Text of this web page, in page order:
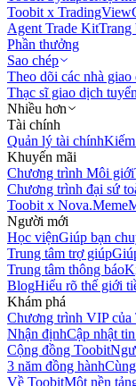
Toobit x TradingView
Agent Trade KitTrang
Phần thưởng
Sao chép
Theo dõi các nhà
Thạc sĩ giao dịch
Nhiều hơn
Tài chính
Quản lý tài chính
Khuyến mãi
Chương trình Môi giới
Chương trình đại sứ
Toobit x Nova.Meme
Người mới
Học việnGiúp bạn
Trung tâm trợ giúp
Trung tâm thông báo
BlogHiểu rõ thế giới
Khám phá
Chương trình VIP của
Nhận địnhCập nhật
Cộng đồng Toobit
3 năm đồng hành
Về ToobitMột nền